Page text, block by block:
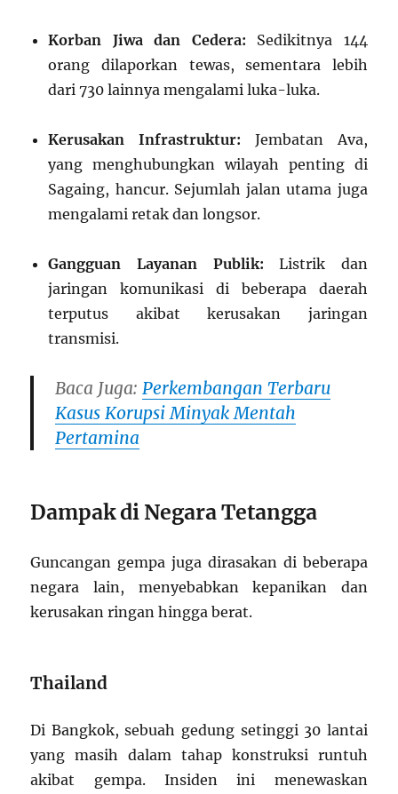
Korban Jiwa dan Cedera: Sedikitnya 144
orang dilaporkan tewas, sementara lebih
dari 730 lainnya mengalami luka-luka.
Kerusakan Infrastruktur: Jembatan Ava,
yang menghubungkan wilayah penting di
Sagaing, hancur. Sejumlah jalan utama juga
mengalami retak dan longsor.
Gangguan Layanan Publik: Listrik dan
jaringan komunikasi di beberapa daerah
terputus akibat kerusakan jaringan
transmisi.
Baca Juga: Perkembangan Terbaru
Kasus Korupsi Minyak Mentah
Pertamina
Dampak di Negara Tetangga
Guncangan gempa juga dirasakan di beberapa
negara lain, menyebabkan kepanikan dan
kerusakan ringan hingga berat.
Thailand
Di Bangkok, sebuah gedung setinggi 30 lantai
yang masih dalam tahap konstruksi runtuh
akibat gempa. Insiden ini menewaskan